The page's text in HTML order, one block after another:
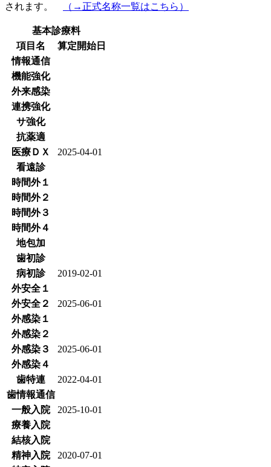
されます。
（→正式名称一覧はこちら）
基本診療料
項目名
算定開始日
情報通信
機能強化
外来感染
連携強化
サ強化
抗薬適
医療ＤＸ
2025-04-01
看遠診
時間外１
時間外２
時間外３
時間外４
地包加
歯初診
病初診
2019-02-01
外安全１
外安全２
2025-06-01
外感染１
外感染２
外感染３
2025-06-01
外感染４
歯特連
2022-04-01
歯情報通信
一般入院
2025-10-01
療養入院
結核入院
精神入院
2020-07-01